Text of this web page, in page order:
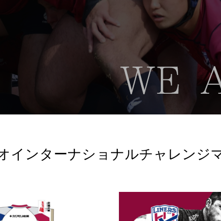
インターナショナルチャレンジ